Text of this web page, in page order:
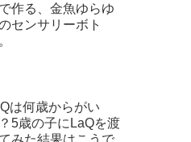
で作る、金魚ゆらゆ
センサリーボト
は何歳からがい
5歳の子にLaQを渡
みた結果はこうで